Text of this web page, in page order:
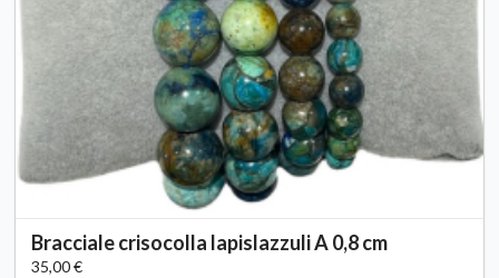
Bracciale crisocolla lapislazzuli A 0,8 cm
35,00 €